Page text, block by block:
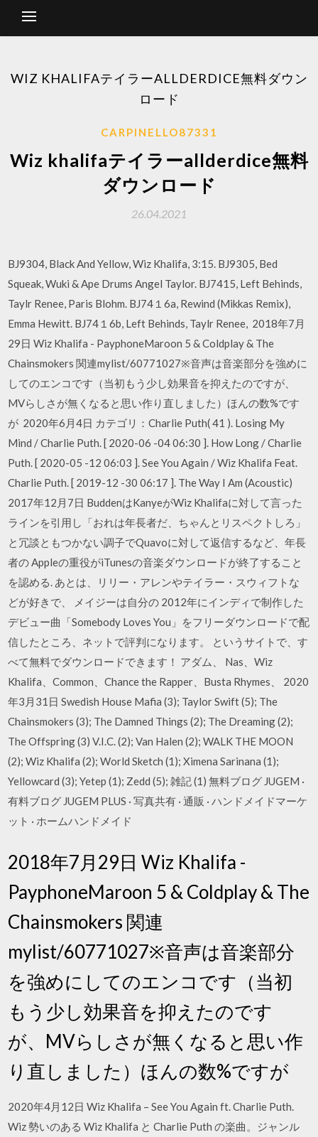
WIZ KHALIFAテイラーALLDERDICE無料ダウン
ロード
CARPINELLO87331
Wiz khalifaテイラーallderdice無料
ダウンロード
26.04.2021
BJ9304, Black And Yellow, Wiz Khalifa, 3:15. BJ9305, Bed
Squeak, Wuki & Ape Drums Angel Taylor. BJ7415, Left Behinds,
Taylr Renee, Paris Blohm. BJ74１6a, Rewind (Mikkas Remix),
Emma Hewitt. BJ74１6b, Left Behinds, Taylr Renee, 2018年7月
29日 Wiz Khalifa - PayphoneMaroon 5 & Coldplay & The
Chainsmokers 関連mylist/60771027※音声は音楽部分を強めに
してのエンコです（当初もう少し効果音を抑えたのですが、
MVらしさが無くなると思い作り直しました）ほんの数%です
が 2020年6月4日 カテゴリ：Charlie Puth( 41 ). Losing My
Mind / Charlie Puth. [ 2020-06 -04 06:30 ]. How Long / Charlie
Puth. [ 2020-05 -12 06:03 ]. See You Again / Wiz Khalifa Feat.
Charlie Puth. [ 2019-12 -30 06:17 ]. The Way I Am (Acoustic)
2017年12月7日 BuddenはKanyeがWiz Khalifaに対して言った
ラインを引用し「おれは年長者だ、ちゃんとリスペクトしろ」
と冗談ともつかない調子でQuavoに対して返信するなど、年長
者の Appleの重役がiTunesの音楽ダウンロードが終了すること
を認める. あとは、リリー・アレンやテイラー・スウィフトな
どが好きで、 メイジーは自分の 2012年にインディで制作した
デビュー曲「Somebody Loves You」をフリーダウンロードで配
信したところ、ネットで評判になります。 というサイトで、す
べて無料でダウンロードできます！ アダム、 Nas、Wiz
Khalifa、Common、Chance the Rapper、Busta Rhymes、 2020
年3月31日 Swedish House Mafia (3); Taylor Swift (5); The
Chainsmokers (3); The Damned Things (2); The Dreaming (2);
The Offspring (3) V.I.C. (2); Van Halen (2); WALK THE MOON
(2); Wiz Khalifa (2); World Sketch (1); Ximena Sarinana (1);
Yellowcard (3); Yetep (1); Zedd (5); 雑記 (1) 無料ブログ JUGEM ·
有料ブログ JUGEM PLUS · 写真共有 · 通販 · ハンドメイドマーケ
ット · ホームハンドメイド
2018年7月29日 Wiz Khalifa -
PayphoneMaroon 5 & Coldplay & The
Chainsmokers 関連
mylist/60771027※音声は音楽部分
を強めにしてのエンコです（当初
もう少し効果音を抑えたのです
が、MVらしさが無くなると思い作
り直しました）ほんの数%ですが
2020年4月12日 Wiz Khalifa – See You Again ft. Charlie Puth.
Wiz 勢いのある Wiz Khalifa と Charlie Puth の楽曲。ジャンル